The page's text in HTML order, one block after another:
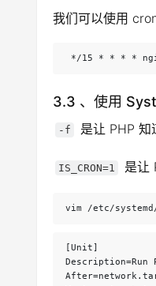
我们可以使用
*/15 * * * *
3.3 、使用
-f 是让 PHP 知
IS_CRON=1 是让
vim /etc/
[Unit]
Description=Run